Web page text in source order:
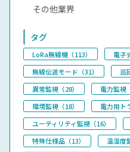
その他業界
タグ
LoRa無線機（113）
電子
無線伝送モード（31）
巡
異常監視（28）
電力監視
環境監視（18）
電力用ト
ユーティリティ監視（16）
特殊仕様品（13）
温湿度